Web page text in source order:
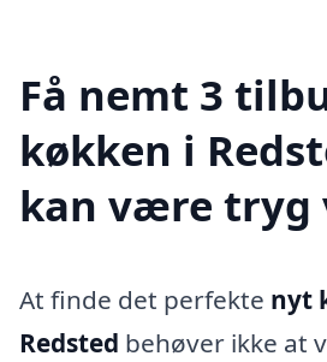
Få nemt 3
køkken i
kan være tryg
At finde det perfekte nyt
Redsted behøver ikke at